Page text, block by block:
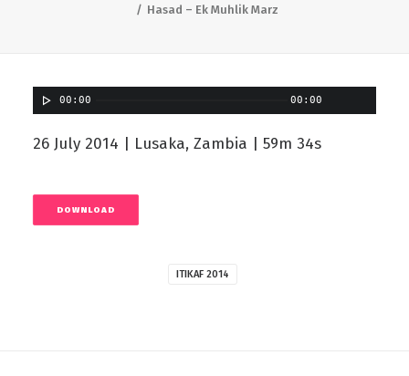
Hasad – Ek Muhlik Marz
00:00 00:00
26 July 2014 | Lusaka, Zambia | 59m 34s
DOWNLOAD
ITIKAF 2014